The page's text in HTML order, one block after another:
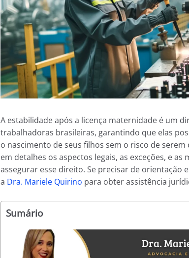
A estabilidade após a licença maternidade é um
trabalhadoras brasileiras, garantindo que elas
o nascimento de seus filhos sem o risco de
em detalhes os aspectos legais, as exceções, e
assegurar esse direito. Se precisar de orientação
a Dra. Mariele Quirino para obter assistência
Sumário